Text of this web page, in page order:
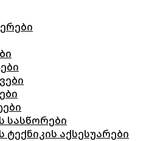
სასწორები
აქსესუარები